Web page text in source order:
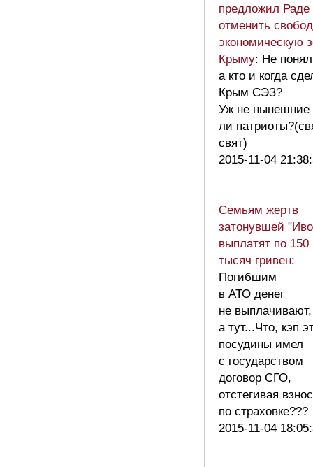
предложил Раде
отменить
экономическую
Крыму: Не
а кто и когда
Крым СЭЗ?
Уж не нынешние
ли
свят)
2015-11-04
Семьям жертв
затонувшей
выплатят по 150
тысяч гривен:
Погибшим
в АТО денег
не выплачивают,
а тут...Что, кэп
посудины имел
с государством
договор СГО,
отстегивая
по
2015-11-04